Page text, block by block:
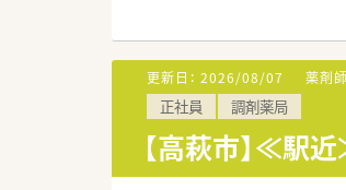
■在宅や教
■その他にも
■在宅実施店
■育児休暇は
■年間休日が
■日用品から
更新日： 2026/08/07 薬剤
正社員 調剤薬局
【高萩市】≪駅